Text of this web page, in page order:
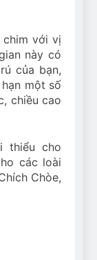
với vị
này có
của bạn,
một số
chiều cao
thiểu cho
các loài
Chòe,